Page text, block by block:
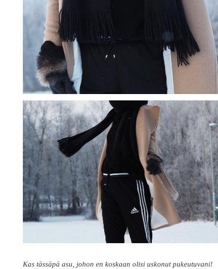
Kas tässäpä asu, johon en koskaan olisi uskonut pukeutuvani!